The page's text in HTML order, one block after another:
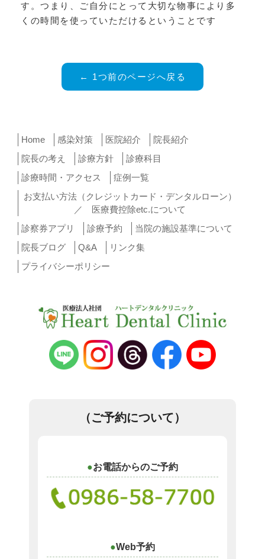
す。つまり、ご自分にとって大切な物事により多
くの時間を使っていただけるということです
← 1つ前のページへ戻る
Home 感染対策 医院紹介
院長紹介
院長の考え
診療方針
診療科目
診療時間・アクセス
症例一覧
お支払い方法（クレジットカード・デンタルローン）
／ 医療費控除etc.について
診察券アプリ
診療予約
当院の施設基準について
院長ブログ
Q&A
リンク集
プライバシーポリシー
（ご予約について）
お電話からのご予約
Web予約